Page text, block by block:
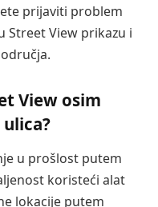
prijaviti problem
Street View prikazu i
View osim
u prošlost putem
koristeći alat
lokacije putem